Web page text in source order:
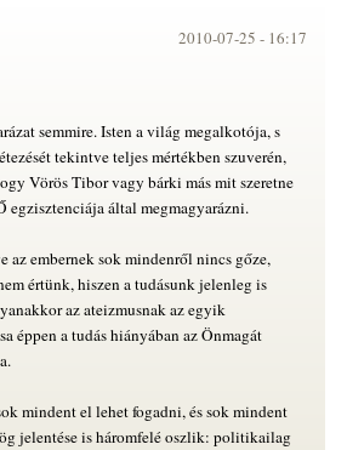
2010-07-25 - 16:17
semmire. Isten a világ megalkotója, s
tekintve teljes mértékben szuverén,
Vörös Tibor vagy bárki más mit szeretne
egzisztenciája által megmagyarázni.
az embernek sok mindenről nincs gőze,
értünk, hiszen a tudásunk jelenleg is
az ateizmusnak az egyik
éppen a tudás hiányában az Önmagát
mindent el lehet fogadni, és sok mindent
jelentése is háromfelé oszlik: politikailag